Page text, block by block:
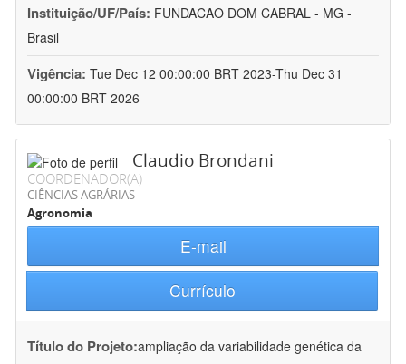
Instituição/UF/País: FUNDACAO DOM CABRAL - MG -
Brasil
Vigência: Tue Dec 12 00:00:00 BRT 2023-Thu Dec 31
00:00:00 BRT 2026
Claudio Brondani
COORDENADOR(A)
CIÊNCIAS AGRÁRIAS
Agronomia
E-mail
Currículo
Título do Projeto:ampliação da variabilidade genética da